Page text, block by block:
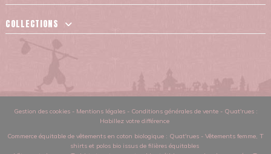
COLLECTIONS
Gestion des cookies- Mentions légales- Conditions générales de vente- Quat'rues :
Habillez votre différence
Commerce équitable de vêtements en coton biologique : Quat'rues - Vêtements femme, T
shirts et polos bio issus de filières équitables